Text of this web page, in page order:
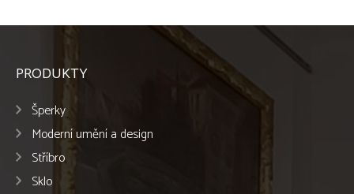
PRODUKTY
Šperky
Moderní umění a design
Stříbro
Sklo